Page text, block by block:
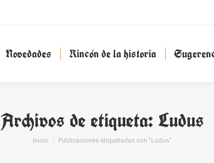
Novedades Rincón de la historia
Archivos de etiqueta:Ludus
Estás aquí:
Inicio Publicaciones etiquetadas con "Ludus"
Novedades Rincón de la historia